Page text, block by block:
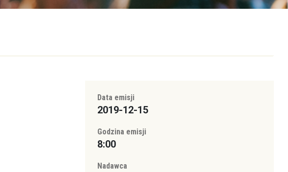
Data emisji
2019-12-15
Godzina emisji
8:00
Nadawca